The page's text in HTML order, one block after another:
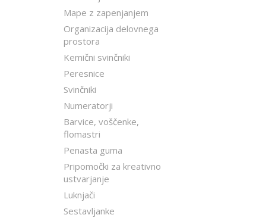
Mape z zapenjanjem
Organizacija delovnega
prostora
Kemični svinčniki
Peresnice
Svinčniki
Numeratorji
Barvice, voščenke,
flomastri
Penasta guma
Pripomočki za kreativno
ustvarjanje
Luknjači
Sestavljanke